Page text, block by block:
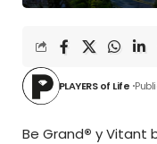
PLAYERS of Life
Be Grand® y Vitant